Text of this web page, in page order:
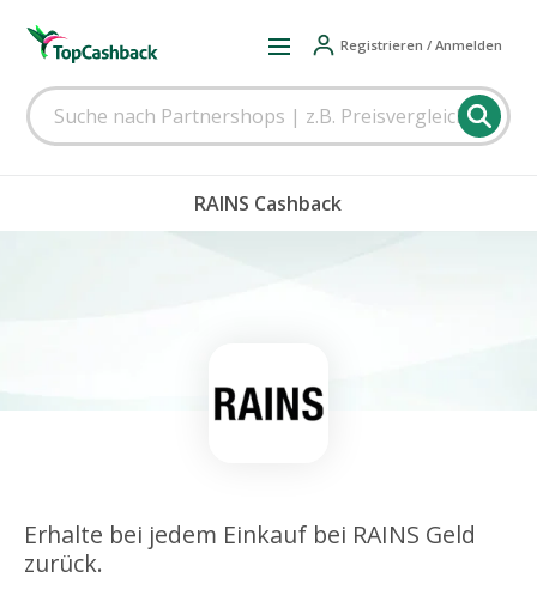
Registrieren / Anmelden
RAINS Cashback
Erhalte bei jedem Einkauf bei RAINS Geld
zurück.